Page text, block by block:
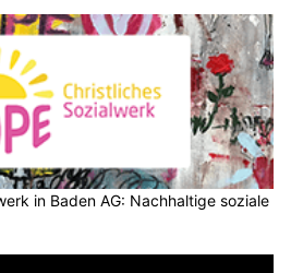
in Baden AG: Nachhaltige soziale